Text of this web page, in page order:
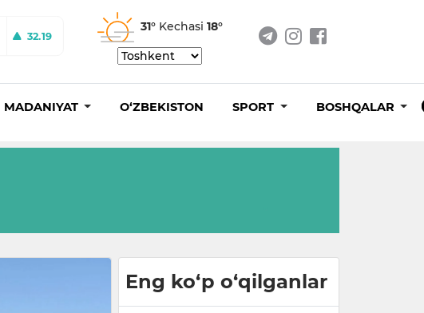
32.19
31° Kechasi 18°
MADANIYAT O‘ZBEKISTON SPORT BOSHQALAR
Eng ko‘p o‘qilganlar